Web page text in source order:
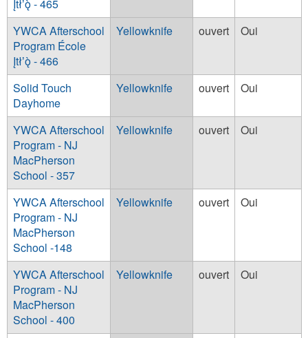
Įtłʼǫ̀ - 465
YWCA Afterschool
Program École
Įtłʼǫ̀ - 466
Yellowknife ouvert Oui
Solid Touch
Dayhome
Yellowknife ouvert Oui
YWCA Afterschool
Program - NJ
MacPherson
School - 357
Yellowknife ouvert Oui
YWCA Afterschool
Program - NJ
MacPherson
School -148
Yellowknife ouvert Oui
YWCA Afterschool
Program - NJ
MacPherson
School - 400
Yellowknife ouvert Oui